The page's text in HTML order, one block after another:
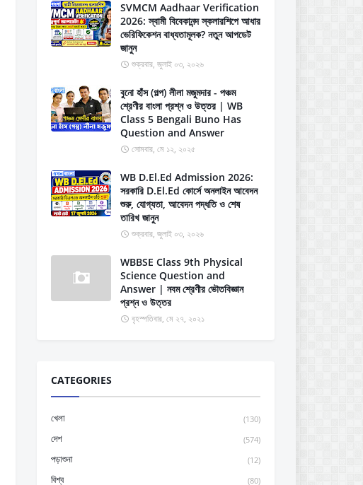
SVMCM Aadhaar Verification
2026: স্বামী বিবেকানন্দ স্কলারশিপে আধার
ভেরিফিকেশন বাধ্যতামূলক? নতুন আপডেট
জানুন
শুক্রবার, জুলাই ০৩, ২০২৬
বুনো হাঁস (গল্প) লীলা মজুমদার - পঞ্চম
শ্রেণীর বাংলা প্রশ্ন ও উত্তর | WB
Class 5 Bengali Buno Has
Question and Answer
সোমবার, মে ১২, ২০২৫
WB D.El.Ed Admission 2026:
সরকারি D.El.Ed কোর্সে অনলাইন আবেদন
শুরু, যোগ্যতা, আবেদন পদ্ধতি ও শেষ
তারিখ জানুন
শুক্রবার, জুলাই ০৩, ২০২৬
WBBSE Class 9th Physical
Science Question and
Answer | নবম শ্রেণীর ভৌতবিজ্ঞান
প্রশ্ন ও উত্তর
বৃহস্পতিবার, মে ২৭, ২০২১
CATEGORIES
খেলা (130)
দেশ (574)
পড়াশুনা (12)
বিশ্ব (80)